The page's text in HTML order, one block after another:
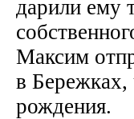
дарили ему
Максим
в Бережках,
рождения.